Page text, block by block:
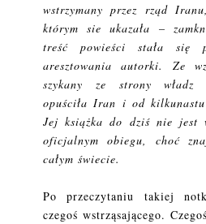
wstrzymany przez rząd
którym sie ukazała –
treść powieści stała się
aresztowania autorki. Ze
szykany ze strony władz
opuściła Iran i od
Jej książka do dziś nie jest
oficjalnym obiegu, choć
całym świecie.
Po przeczytaniu takiej
czegoś wstrząsającego.